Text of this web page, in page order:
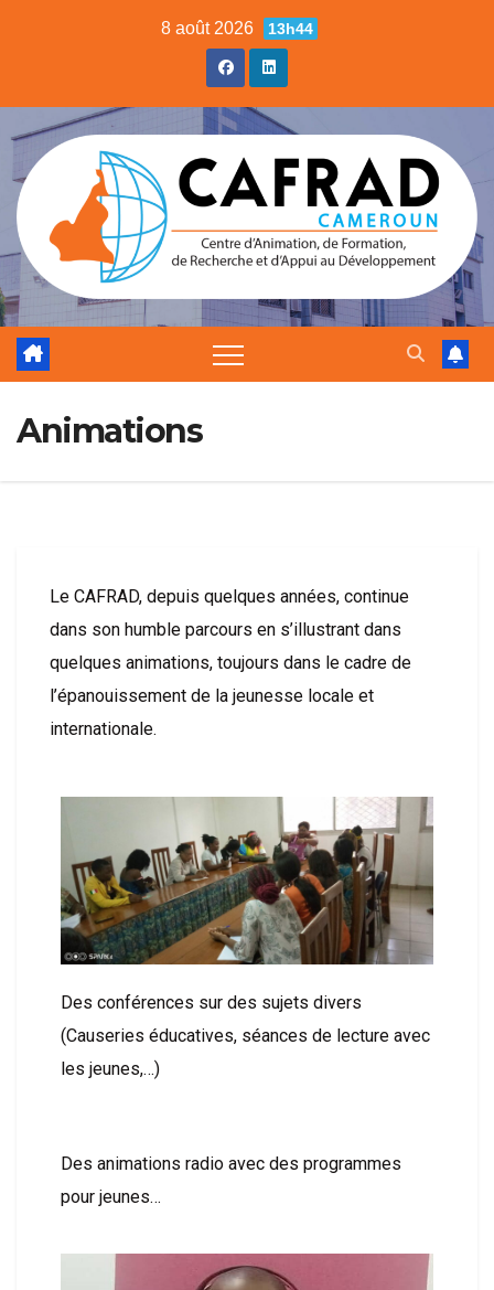
8 août 2026 13h44
Animations
Le CAFRAD, depuis quelques années, continue
dans son humble parcours en s’illustrant dans
quelques animations, toujours dans le cadre de
l’épanouissement de la jeunesse locale et
internationale.
Des conférences sur des sujets divers
(Causeries éducatives, séances de lecture avec
les jeunes,…)
Des animations radio avec des programmes
pour jeunes…